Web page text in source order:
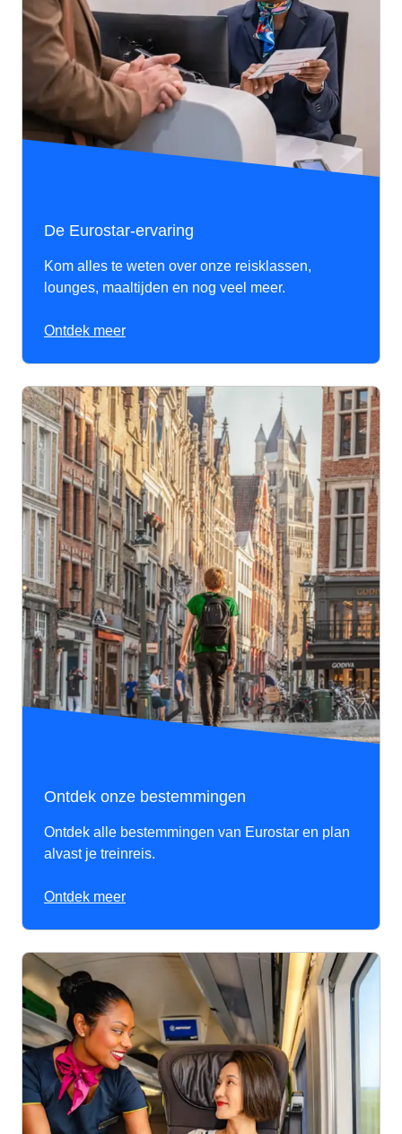
De Eurostar-ervaring
Kom alles te weten over onze reisklassen,
lounges, maaltijden en nog veel meer.
Ontdek meer
Ontdek onze bestemmingen
Ontdek alle bestemmingen van Eurostar en plan
alvast je treinreis.
Ontdek meer